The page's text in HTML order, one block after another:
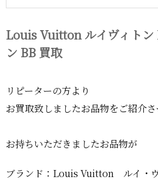
Louis Vuitton ルイヴィトン
ン BB 買取
リピーターの方より
お買取致しましたお品物をご紹介さ
お持ちいただきましたお品物が
ブランド：Louis Vuitton ルイ・